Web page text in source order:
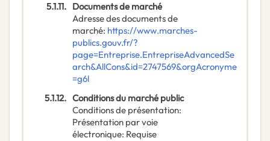
5.1.11. Documents de marché
Adresse des documents de
marché: https://www.marches-
publics.gouv.fr/?
page=Entreprise.EntrepriseAdvancedSe
arch&AllCons&id=2747569&orgAcronyme
=g6l
5.1.12. Conditions du marché public
Conditions de présentation:
Présentation par voie
électronique: Requise